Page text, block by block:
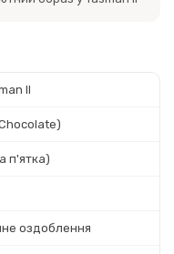
II
п'ятка)
оздоблення